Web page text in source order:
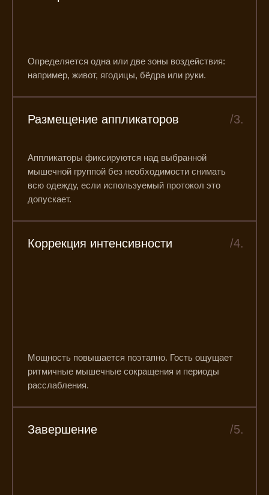
Определяется одна или две зоны воздействия:
например, живот, ягодицы, бёдра или руки.
Размещение аппликаторов /3.
Аппликаторы фиксируются над выбранной
мышечной группой без необходимости снимать
всю одежду, если используемый протокол это
допускает.
Коррекция интенсивности /4.
Мощность повышается поэтапно. Гость ощущает
ритмичные мышечные сокращения и периоды
расслабления.
Завершение /5.